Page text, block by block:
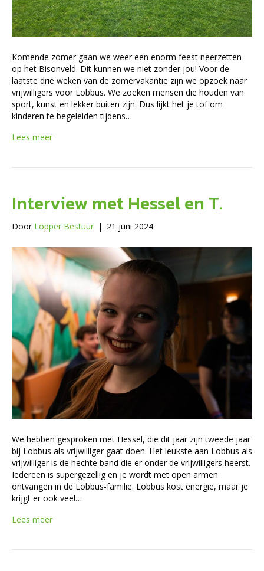
Komende zomer gaan we weer een enorm feest neerzetten
op het Bisonveld. Dit kunnen we niet zonder jou! Voor de
laatste drie weken van de zomervakantie zijn we opzoek naar
vrijwilligers voor Lobbus. We zoeken mensen die houden van
sport, kunst en lekker buiten zijn. Dus lijkt het je tof om
kinderen te begeleiden tijdens…
Lees meer
Interview met Hessel en T.
Door Lopper Bestuur | 21 juni 2024
We hebben gesproken met Hessel, die dit jaar zijn tweede jaar
bij Lobbus als vrijwilliger gaat doen. Het leukste aan Lobbus als
vrijwilliger is de hechte band die er onder de vrijwilligers heerst.
Iedereen is supergezellig en je wordt met open armen
ontvangen in de Lobbus-familie. Lobbus kost energie, maar je
krijgt er ook veel…
Lees meer